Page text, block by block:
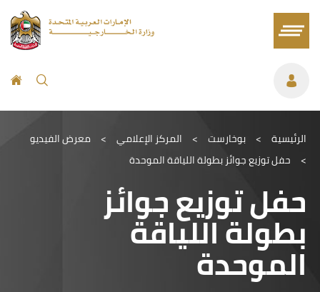
الرئيسية > بوخارست > المركز الإعلامي > معرض الفيديو
> حفل توزيع جوائز بطولة اللياقة الموحدة
حفل توزيع جوائز
بطولة اللياقة
الموحدة